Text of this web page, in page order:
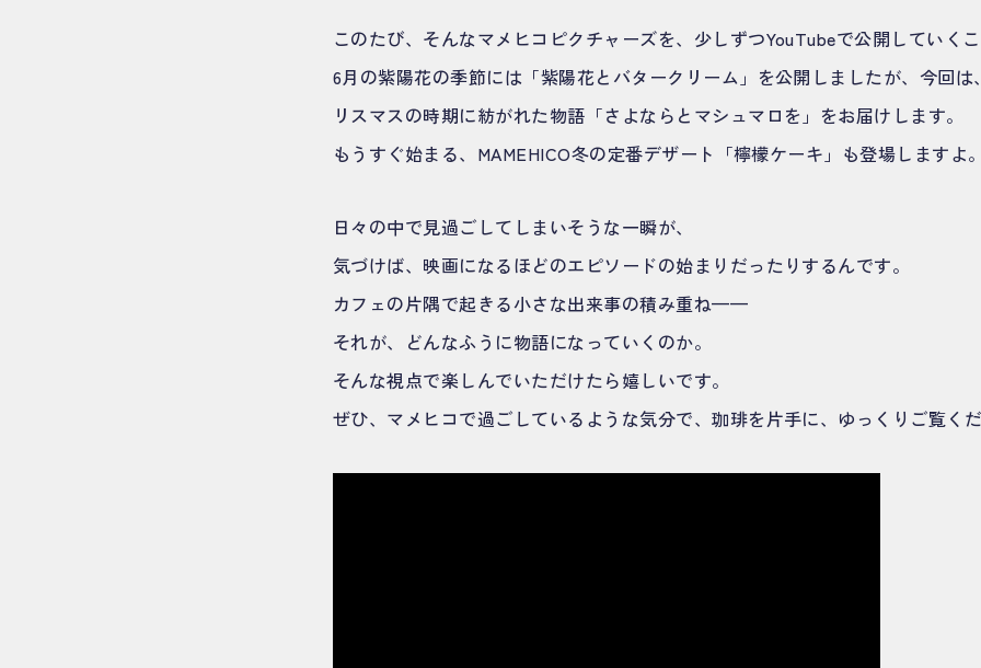
このたび、そんなマメヒコピクチャーズを、少しずつYouTubeで公開していく
6月の紫陽花の季節には「紫陽花とバタークリーム」を公開しましたが、今回
リスマスの時期に紡がれた物語「さよならとマシュマロを」をお届けします。
もうすぐ始まる、MAMEHICO冬の定番デザート「檸檬ケーキ」も登場しますよ
日々の中で見過ごしてしまいそうな一瞬が、
気づけば、映画になるほどのエピソードの始まりだったりするんです。
カフェの片隅で起きる小さな出来事の積み重ね——
それが、どんなふうに物語になっていくのか。
そんな視点で楽しんでいただけたら嬉しいです。
ぜひ、マメヒコで過ごしているような気分で、珈琲を片手に、ゆっくりご覧く